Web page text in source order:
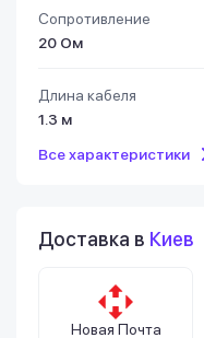
Сопротивление
20 Ом
Длина кабеля
1.3 м
Все характеристики
Доставка в Киев
Новая Почта